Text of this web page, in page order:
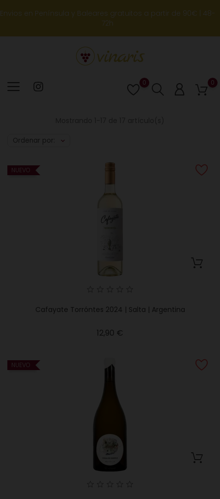
Envios en Península y Baleares gratuitos a partir de 90€ | 48-
72h
0
Lista
de
0
Ordenar por:
NUEVO
Cafayate Torróntes 2024 | Salta | Argentina
12,90 €
NUEVO